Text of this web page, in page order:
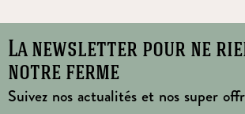
La newsletter pour ne
notre ferme
Suivez nos actualités et nos super